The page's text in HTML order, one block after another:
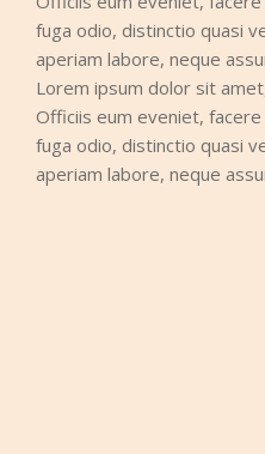
fuga odio, distinctio quasi
aperiam labore, neque
Lorem ipsum dolor sit
Officiis eum eveniet,
fuga odio, distinctio quasi
aperiam labore, neque